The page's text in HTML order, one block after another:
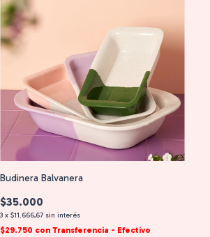
Budinera Balvanera
$35.000
3 x $11.666,67 sin interés
$29.750 con Transferencia - Efectivo